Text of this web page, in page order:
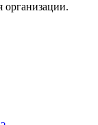
организации.